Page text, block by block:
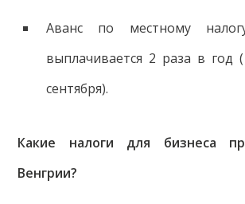
Аванс по местному
выплачивается 2 раза в год
сентября).
Какие налоги для бизнеса
Венгрии?